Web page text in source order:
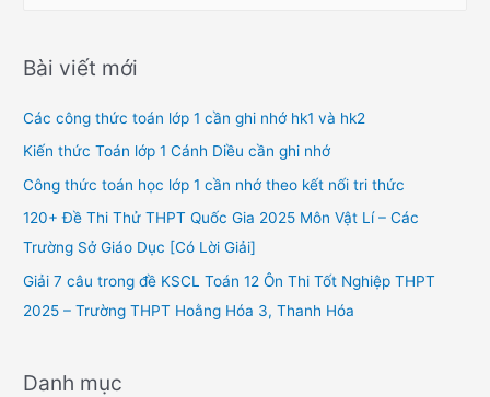
r
h
f
o
Bài viết mới
Các công thức toán lớp 1 cần ghi nhớ hk1 và hk2
Kiến thức Toán lớp 1 Cánh Diều cần ghi nhớ
Công thức toán học lớp 1 cần nhớ theo kết nối tri thức
120+ Đề Thi Thử THPT Quốc Gia 2025 Môn Vật Lí – Các
Trường Sở Giáo Dục [Có Lời Giải]
Giải 7 câu trong đề KSCL Toán 12 Ôn Thi Tốt Nghiệp THPT
2025 – Trường THPT Hoằng Hóa 3, Thanh Hóa
Danh mục